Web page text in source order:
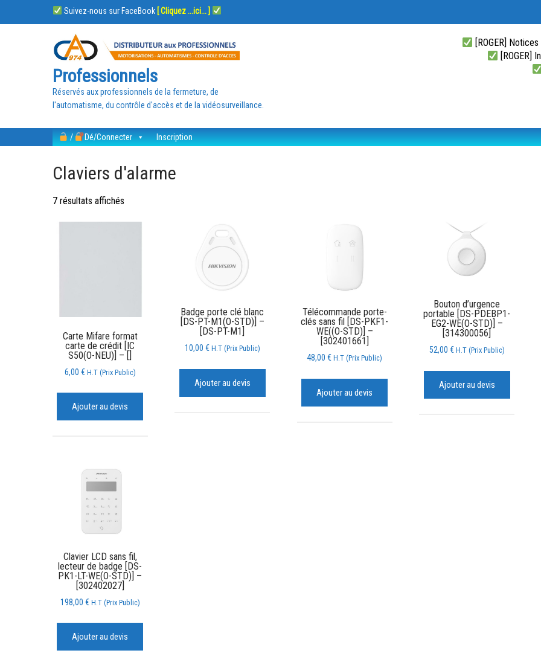
Suivez-nous sur FaceBook [ Cliquez ...ici... ]
Professionnels
Réservés aux professionnels de la fermeture, de
l'automatisme, du contrôle d'accès et de la vidéosurveillance.
[ROGER]
[ROGER]
/ Dé/Connecter Inscription
Claviers d'alarme
7 résultats affichés
Carte Mifare format
carte de crédit [IC
S50(O-NEU)] – []
6,00 € H.T (Prix Public)
Ajouter au devis
Badge porte clé blanc
[DS-PT-M1(O-STD)] –
[DS-PT-M1]
10,00 € H.T (Prix Public)
Ajouter au devis
Télécommande porte-
clés sans fil [DS-PKF1-
WE((O-STD)] –
[302401661]
48,00€ H.T (Prix Public)
Ajouter au devis
Bouton d’urgence
portable [DS-PDEBP1-
EG2-WE(O-STD)] –
[314300056]
52,00 € H.T (Prix Public)
Ajouter au devis
Clavier LCD sans fil,
lecteur de badge [DS-
PK1-LT-WE(O-STD)] –
[302402027]
198,00 € H.T (Prix Public)
Ajouter au devis